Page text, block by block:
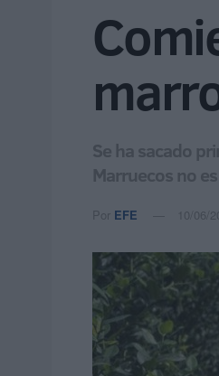
Se ha sacado
Marruecos no
Por EFE 10/06/